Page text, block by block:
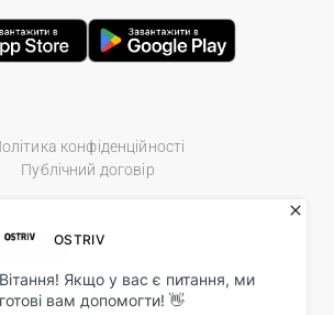
конфіденційності
Публічний договір
Store. All Rights Reserved.